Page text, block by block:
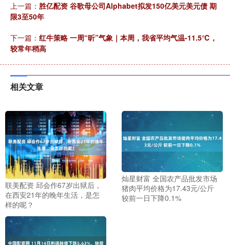
上一篇： 胜亿配资 谷歌母公司Alphabet拟发150亿美元美元债 期
限3至50年
下一篇： 红牛策略 一周“昕”气象｜本周，我省平均气温-11.5℃，
较常年稍高
相关文章
联美配资 邱会作67岁出狱后，
在西安21年的晚年生活，是怎
样的呢？
灿星财富 全国农产品批发市场
猪肉平均价格为17.43元/公斤
较前一日下降0.1%